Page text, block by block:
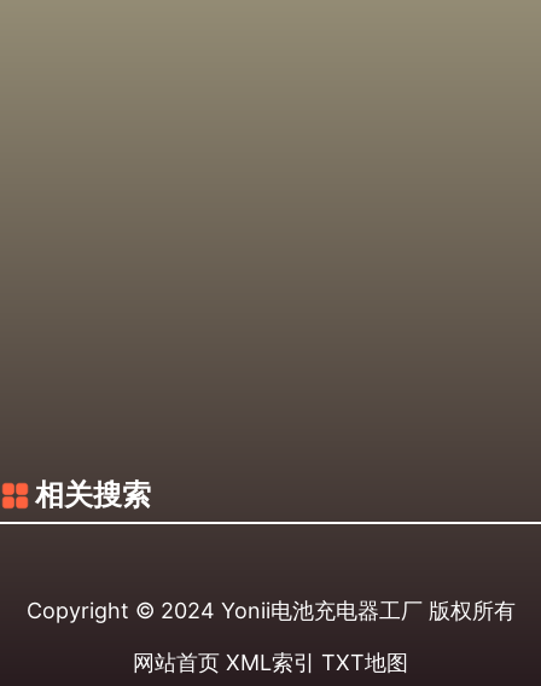
相关搜索
Copyright © 2024 Yonii电池充电器工厂版权所有
网站首页 XML索引 TXT地图